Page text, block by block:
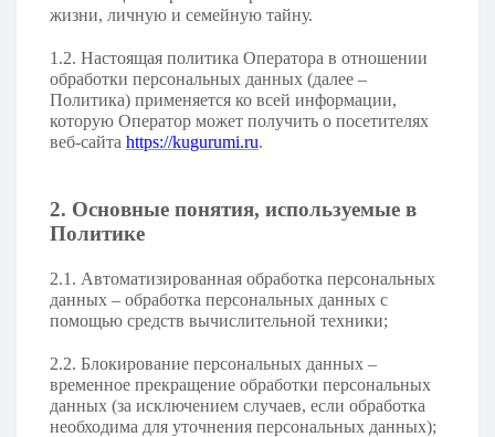
жизни, личную и семейную тайну.
1.2. Настоящая политика Оператора в отношении
обработки персональных данных (далее –
Политика) применяется ко всей информации,
которую Оператор может получить о посетителях
веб-сайта https://kugurumi.ru.
2. Основные понятия, используемые в
Политике
2.1. Автоматизированная обработка персональных
данных – обработка персональных данных с
помощью средств вычислительной техники;
2.2. Блокирование персональных данных –
временное прекращение обработки персональных
данных (за исключением случаев, если обработка
необходима для уточнения персональных данных);